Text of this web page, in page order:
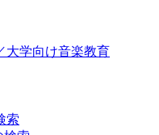
大学向け音楽教育
索